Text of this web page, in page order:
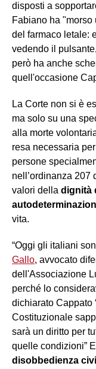
disposti a
Fabiano ha
del farmaco letale:
vedendo il
però ha anche
quell'occasione
La Corte non si è
ma solo su una
alla morte
resa necessaria
persone
nell’ordinanza 207
valori della dignità
vita.
“Oggi gli italiani
Gallo, avvocato
dell'Associazione
perché lo
dichiarato Cappato
Costituzionale
sarà un diritto per
quelle condizioni”
disobbedienza